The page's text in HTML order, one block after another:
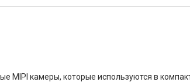
MIPI камеры, которые используются в